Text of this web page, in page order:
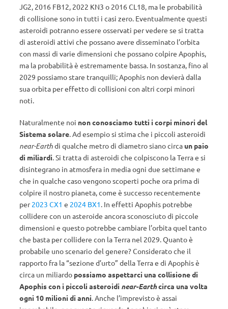
JG2, 2016 FB12, 2022 KN3 o 2016 CL18, ma le probabilità
di collisione sono in tutti i casi zero. Eventualmente questi
asteroidi potranno essere osservati per vedere se si tratta
di asteroidi attivi che possano avere disseminato l’orbita
con massi di varie dimensioni che possano colpire Apophis,
ma la probabilità è estremamente bassa. In sostanza, fino al
2029 possiamo stare tranquilli; Apophis non devierà dalla
sua orbita per effetto di collisioni con altri corpi minori
noti.
Naturalmente noi non conosciamo tutti i corpi minori del
Sistema solare. Ad esempio si stima che i piccoli asteroidi
near-Earthdi qualche metro di diametro siano circa un paio
di miliardi. Si tratta di asteroidi che colpiscono la Terra e si
disintegrano in atmosfera in media ogni due settimane e
che in qualche caso vengono scoperti poche ora prima di
colpire il nostro pianeta, come è successo recentemente
per2023 CX1 e 2024 BX1. In effetti Apophis potrebbe
collidere con un asteroide ancora sconosciuto di piccole
dimensioni e questo potrebbe cambiare l’orbita quel tanto
che basta per collidere con la Terra nel 2029. Quanto è
probabile uno scenario del genere? Considerato che il
rapporto fra la “sezione d’urto” della Terra e di Apophis è
circa un miliardo possiamo aspettarci una collisione di
Apophis con i piccoli asteroidi near-Earthcirca una volta
ogni 10 milioni di anni. Anche l’imprevisto è assai